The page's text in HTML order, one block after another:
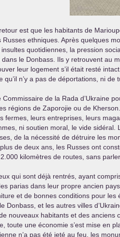
est que les habitants de
ethniques. Après quelques
quotidiennes, la pression
le Donbass. Ils y retrouvent au
leur logement s’il était resté
qu’il n’y a pas de déportations, ni de
Commissaire de la Rada d’Ukraine
régions de Zaporojie ou de
fermes, leurs entreprises, leurs
ni soutien moral, le vide
de la nécessité de détruire les
de deux ans, les Russes ont
kilomètres de routes, sans
qui sont déjà rentrés, ayant
parias dans leur propre ancien
et de bonnes conditions pour
Donbass, et les autres villes
nouveaux habitants et des
toute une économie s’est mise en
n’a pas été jeté au feu, les